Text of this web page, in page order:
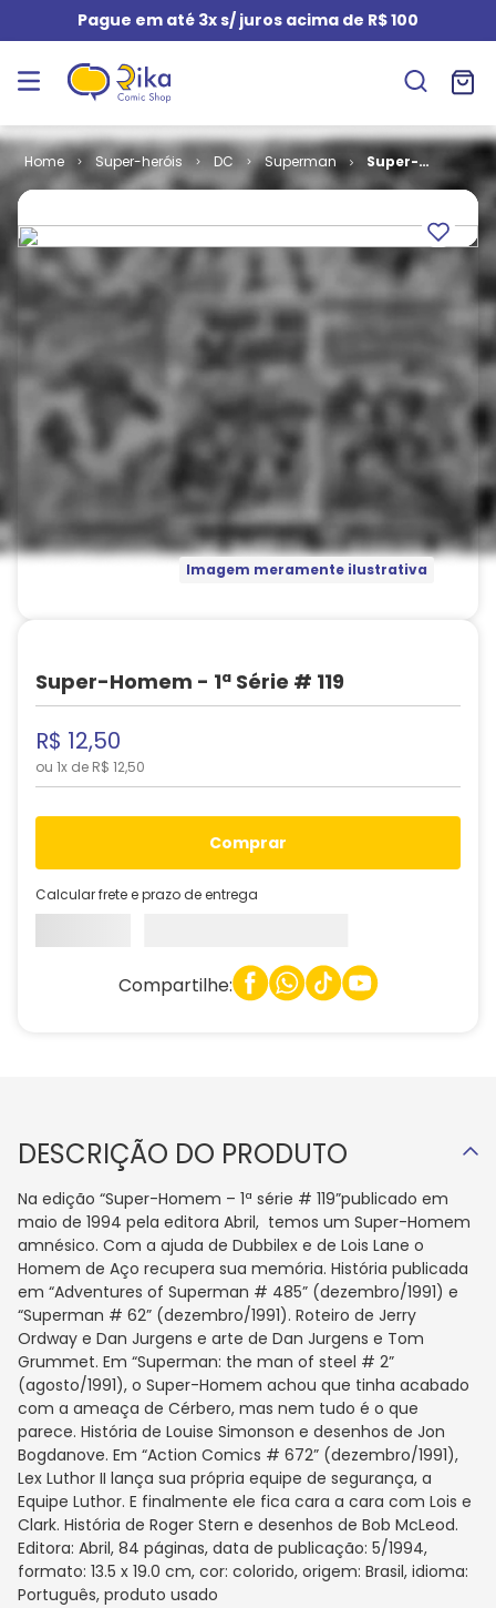
Pague em até 3x s/ juros acima de R$ 100
Super-heróis DC Superman
Super-
Homem - 1ª
Imagem meramente ilustrativa
Super-Homem - 1ª Série # 119
R$ 12,50
ou 1x de R$ 12,50
comprar
Calcular frete e prazo de entrega
Compartilhe:
DESCRIÇÃO DO PRODUTO
Na edição “Super-Homem – 1ª série # 119”publicado em
maio de 1994 pela editora Abril, temos um Super-Homem
amnésico. Com a ajuda de Dubbilex e de Lois Lane o
Homem de Aço recupera sua memória. História publicada
em “Adventures of Superman # 485” (dezembro/1991) e
“Superman # 62” (dezembro/1991). Roteiro de Jerry
Ordway e Dan Jurgens e arte de Dan Jurgens e Tom
Grummet. Em “Superman: the man of steel # 2”
(agosto/1991), o Super-Homem achou que tinha acabado
com a ameaça de Cérbero, mas nem tudo é o que
parece. História de Louise Simonson e desenhos de Jon
Bogdanove. Em “Action Comics # 672” (dezembro/1991),
Lex Luthor II lança sua própria equipe de segurança, a
Equipe Luthor. E finalmente ele fica cara a cara com Lois e
Clark. História de Roger Stern e desenhos de Bob McLeod.
Editora: Abril, 84 páginas, data de publicação: 5/1994,
formato: 13.5 x 19.0 cm, cor: colorido, origem: Brasil, idioma:
Português, produto usado